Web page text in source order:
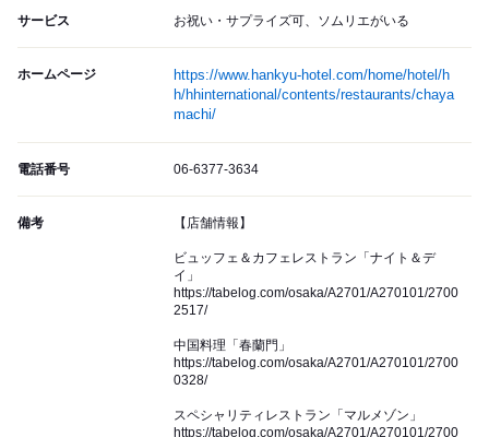
サービス お祝い・サプライズ可、ソムリエがいる
ホームページ
https://www.hankyu-hotel.com/home/hotel/h
h/hhinternational/contents/restaurants/chaya
machi/
電話番号 06-6377-3634
備考 【店舗情報】
ビュッフェ＆カフェレストラン「ナイト＆デ
イ」
https://tabelog.com/osaka/A2701/A270101/2700
2517/
中国料理「春蘭門」
https://tabelog.com/osaka/A2701/A270101/2700
0328/
スペシャリティレストラン「マルメゾン」
https://tabelog.com/osaka/A2701/A270101/2700